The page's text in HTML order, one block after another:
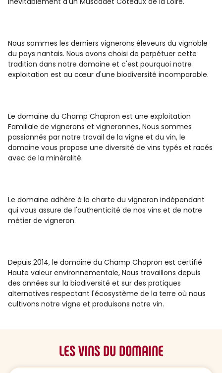
Nous sommes les derniers vignerons éleveurs du vignoble
du pays nantais. Nous avons choisi de perpétuer cette
tradition dans notre domaine et c'est pourquoi notre
exploitation est au cœur d'une biodiversité incomparable.
Le domaine du Champ Chapron est une exploitation
Familiale de vignerons et vigneronnes, Nous sommes
passionnés par notre travail de la vigne et du vin, le
domaine vous propose une diversité de vins typés et racés
avec de la minéralité.
Le domaine adhère à la charte du vigneron indépendant
qui vous assure de l'authenticité de nos vins et de notre
métier de vigneron.
Depuis 2014, le domaine du Champ Chapron est certifié
Haute valeur environnementale, Nous travaillons depuis
des années sur la biodiversité et sur des pratiques
alternatives respectant l'écosystème de la terre où nous
cultivons notre vigne et produisons notre vin.
LES VINS DU DOMAINE